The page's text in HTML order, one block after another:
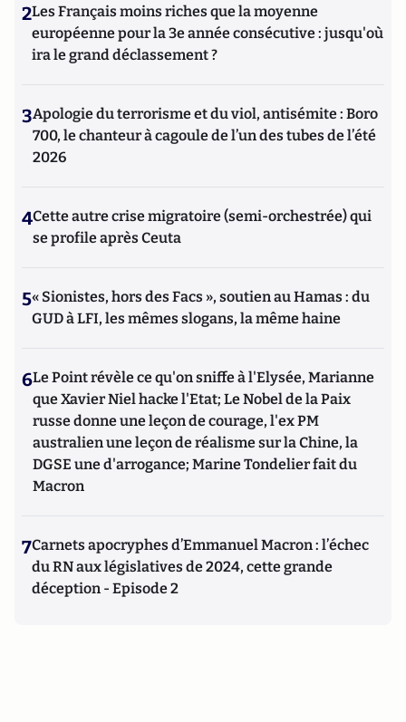
2Les Français moins riches que la moyenne
européenne pour la 3e année consécutive : jusqu'où
ira le grand déclassement ?
3Apologie du terrorisme et du viol, antisémite : Boro
700, le chanteur à cagoule de l’un des tubes de l’été
2026
4Cette autre crise migratoire (semi-orchestrée) qui
se profile après Ceuta
5« Sionistes, hors des Facs », soutien au Hamas : du
GUD à LFI, les mêmes slogans, la même haine
6Le Point révèle ce qu'on sniffe à l'Elysée, Marianne
que Xavier Niel hacke l'Etat; Le Nobel de la Paix
russe donne une leçon de courage, l'ex PM
australien une leçon de réalisme sur la Chine, la
DGSE une d'arrogance; Marine Tondelier fait du
Macron
7Carnets apocryphes d’Emmanuel Macron : l’échec
du RN aux législatives de 2024, cette grande
déception - Episode 2